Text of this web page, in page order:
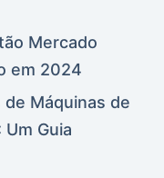
Mercado
em 2024
Máquinas de
Guia